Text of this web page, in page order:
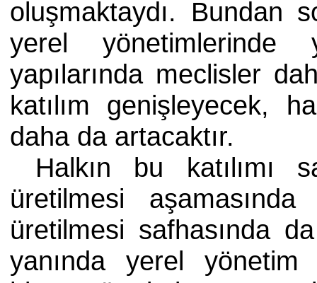
oluşmaktaydı. Bundan
yerel yönetimlerinde
yapılarında meclisler
katılım genişleyecek,
daha da artacaktır.
Halkın bu katılımı
üretilmesi
üretilmesi safhasında
yanında yerel